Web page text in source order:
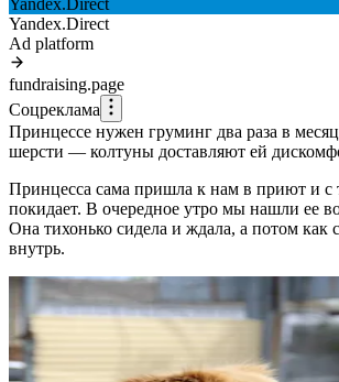
Yandex.Direct
Ad platform
fundraising.page
Соцреклама
Принцессе нужен груминг два раза в
шерсти — колтуны доставляют ей
Принцесса сама пришла к нам в приют и с
покидает. В очередное утро мы нашли ее
Она тихонько сидела и ждала, а потом как
внутрь.